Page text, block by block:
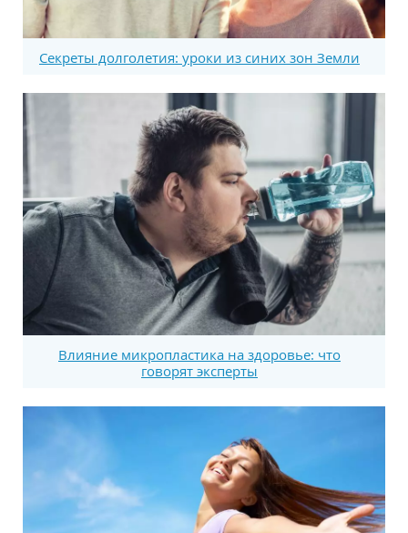
Секреты долголетия: уроки из синих зон Земли
Влияние микропластика на здоровье: что
говорят эксперты